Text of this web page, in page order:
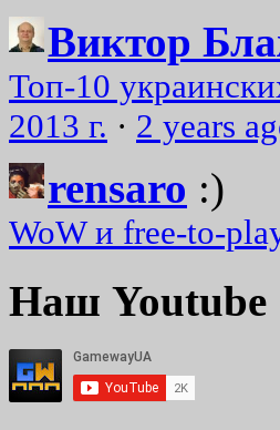
Виктор
Топ-10
2013 г. · 2 years
rensaro :)
WoW и free-to-
Наш Youtube